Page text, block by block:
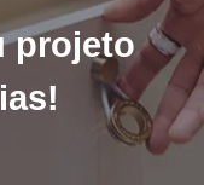
projeto